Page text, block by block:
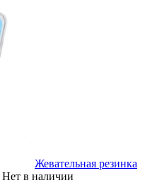
Жевательная резинка
Нет в наличии